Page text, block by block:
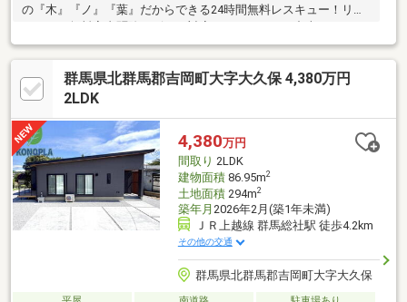
の『木』『ノ』『葉』だからできる24時間無料レスキュー！リフ
ターサービスがついており、住んでからの安心をずっとお届けし
ます！内覧時に、無料相談・お見積りも物件ごとに作成可能！！
オウチ探しも、リフォームも一緒に相談できます！＼弊社には、
『きつね隊』・『ゴリラ隊』という無料かけつけサービスの仕組
っております♪お家のこと、すべて木ノ葉プランニングにお任せく
ださい＾＾
群馬県北群馬郡吉岡町大字大久保 4,380万円
2LDK
4,380万円
間取り 2LDK
建物面積86.95m2
土地面積294m2
築年月 2026年2月(築1年未満)
ＪＲ上越線 群馬総社駅 徒歩4.2km
その他の交通
群馬県北群馬郡吉岡町大字大久保